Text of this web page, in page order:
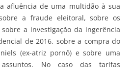
afluência de uma multidão à sua
a fraude eleitoral, sobre os
a investigação da ingerência
de 2016, sobre a compra do
(ex-atriz pornô) e sobre uma
No caso das tarifas